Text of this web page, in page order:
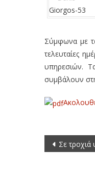
Σύμφωνα με
τελευταίες
υπηρεσιών.
συμβάλουν
Σε τροχιά υλοποίησης σημαντικά έργα με